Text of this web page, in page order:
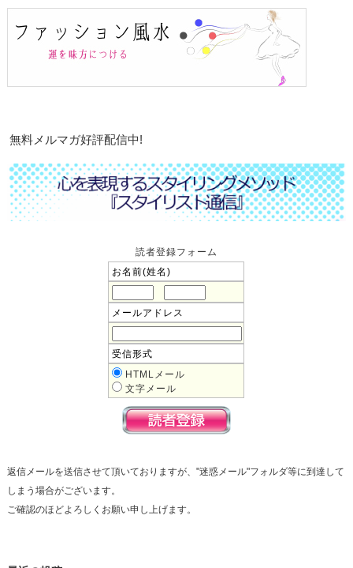
無料メルマガ好評配信中!
読者登録フォーム
お名前(姓名)
メールアドレス
受信形式
HTMLメール
文字メール
返信メールを送信させて頂いておりますが、"迷惑メール"フォルダ等に到達して
しまう場合がございます。
ご確認のほどよろしくお願い申し上げます。